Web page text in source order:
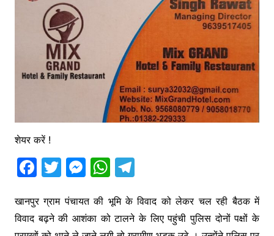
शेयर करें !
F
c
e
T
itt
er
M
s
s
W
at
s
T
e
gr
खानपुर ग्राम पंचायत की भूमि के विवाद को लेकर चल रही बैठक में
विवाद बढ़ने की आशंका को टालने के लिए पहुंची पुलिस दोनों पक्षों के